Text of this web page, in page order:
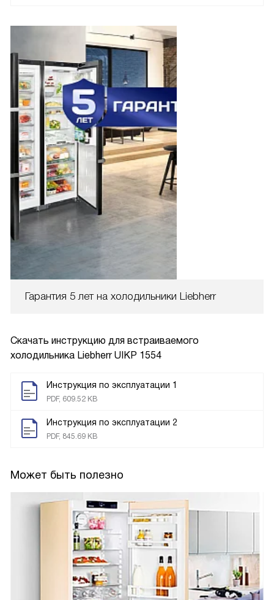
Гарантия 5 лет на холодильники Liebherr
Скачать инструкцию для встраиваемого
холодильника Liebherr UIKP 1554
Инструкция по эксплуатации 1
PDF, 609.52 KB
Инструкция по эксплуатации 2
PDF, 845.69 KB
Может быть полезно